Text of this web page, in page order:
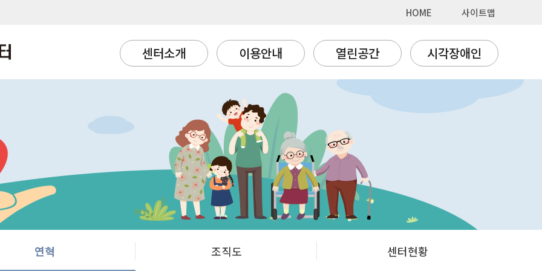
HOME 사이트맵
센터소개 이용안내 열린공간 시각장애인
연혁 조직도 센터현황